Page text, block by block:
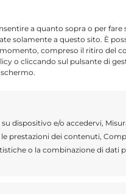
a quanto sopra o per fare
solamente a questo sito. È
compreso il ritiro del
o cliccando sul pulsante di
dispositivo e/o accedervi,
prestazioni dei contenuti,
o la combinazione di dati
Giovanni
anche la presenza
pattuglia della Polizia
del presidio